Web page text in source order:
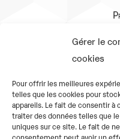
Gérer le
cookies
Pour offrir les meilleures
telles que les cookies pour
appareils. Le fait de consentir
traiter des données telles que
uniques sur ce site. Le fait de
consentement peut avoir un